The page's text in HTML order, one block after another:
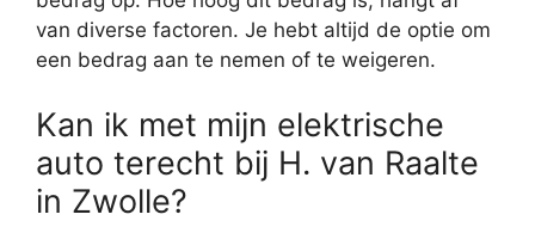
van diverse factoren. Je hebt altijd de optie om
een bedrag aan te nemen of te weigeren.
Kan ik met mijn elektrische
auto terecht bij H. van Raalte
in Zwolle?